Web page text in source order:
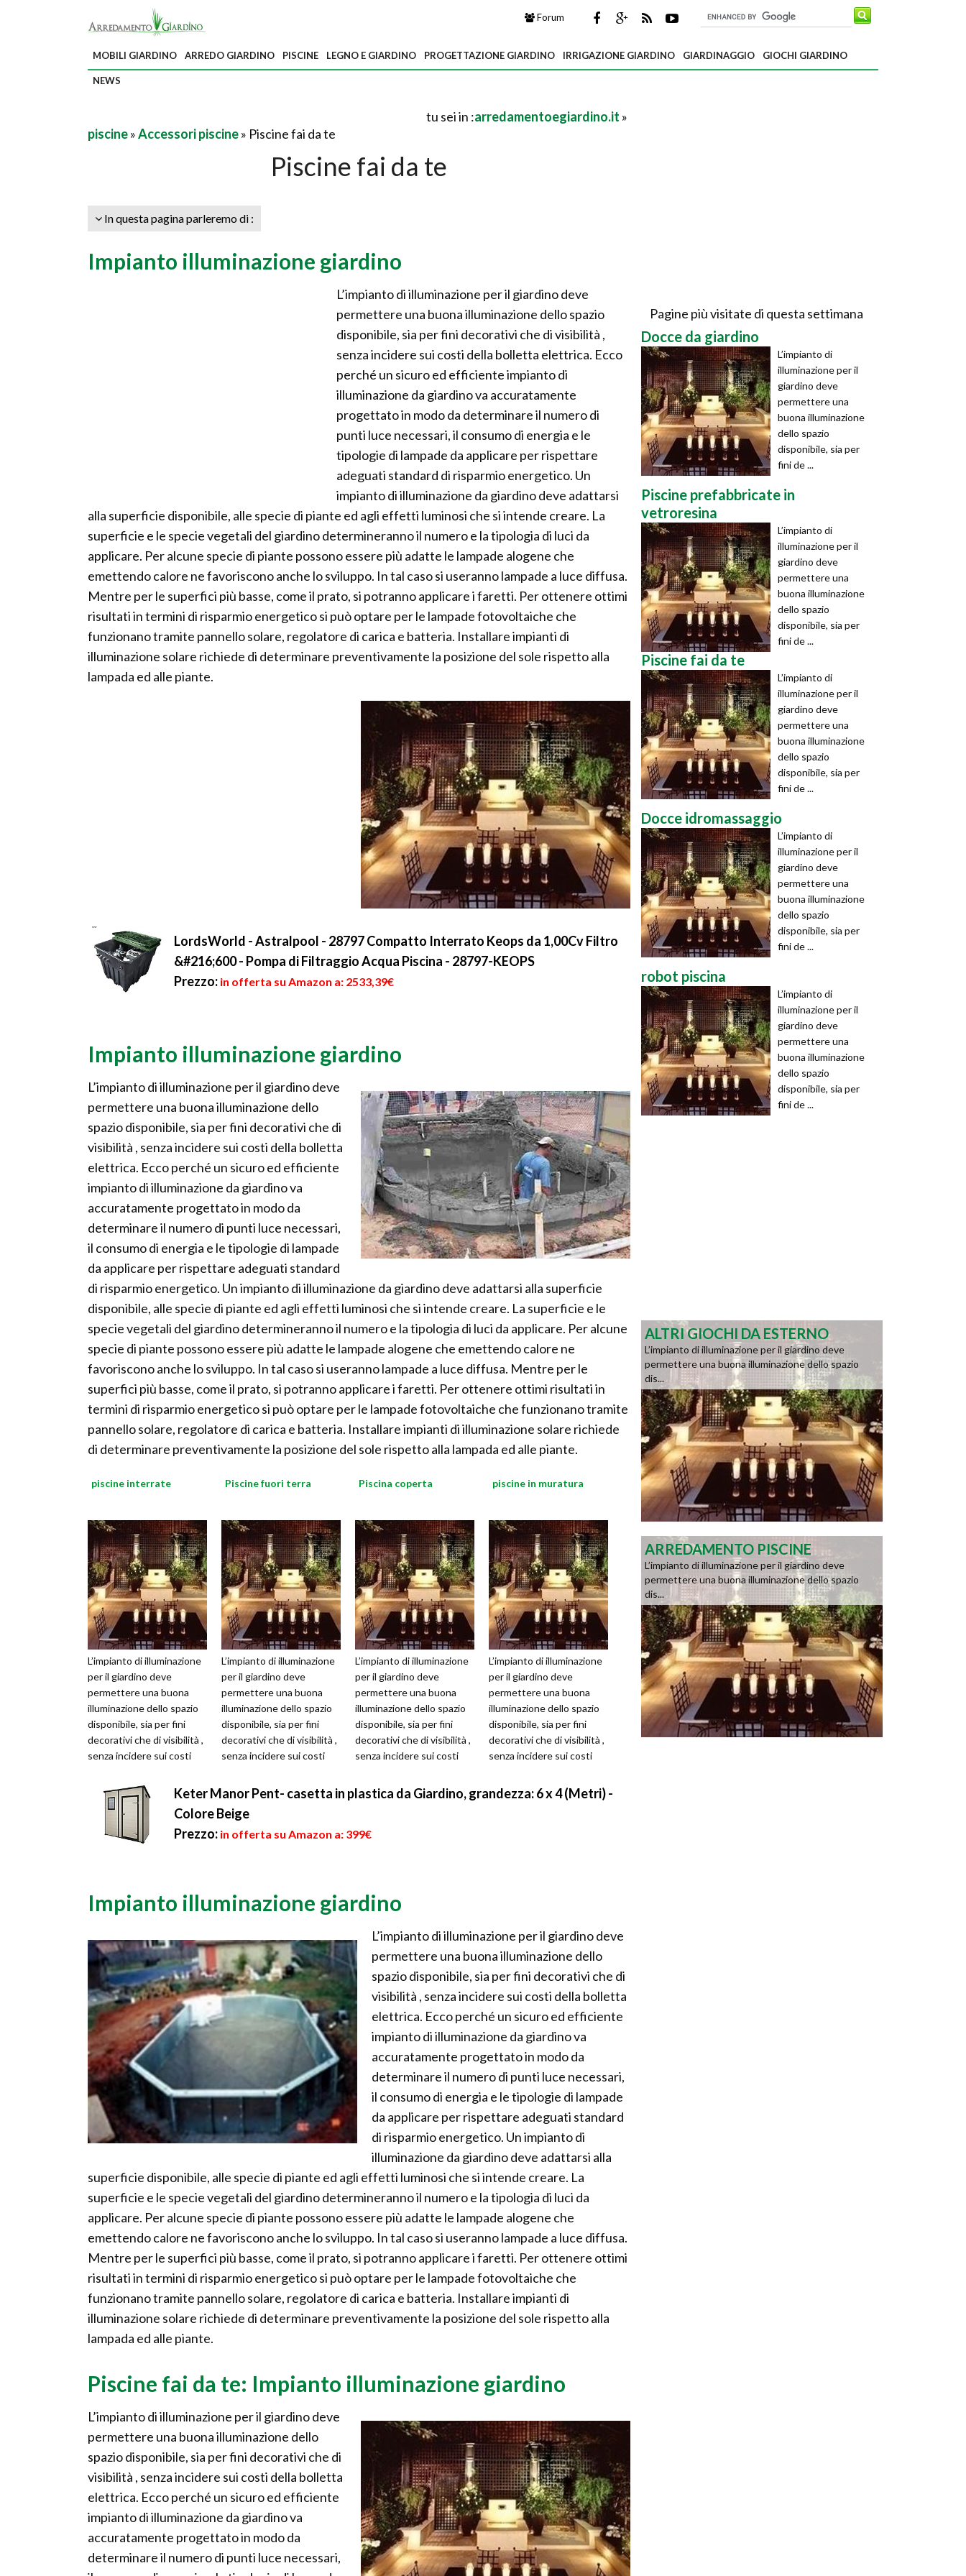
Forum
MOBILI GIARDINO ARREDO GIARDINO PISCINE LEGNO E GIARDINO PROGETTAZIONE GIARDINO IRRIGAZIONE GIARDINO GIARDINAGGIO GIOCHI GIARDINO
NEWS
tu sei in :arredamentoegiardino.it »
piscine»Accessori piscine» Piscine fai da te
Piscine fai da te
In questa pagina parleremo di :
Impianto illuminazione giardino
L’impianto di illuminazione per il giardino deve
permettere una buona illuminazione dello spazio
disponibile, sia per fini decorativi che di visibilità ,
senza incidere sui costi della bolletta elettrica. Ecco
perché un sicuro ed efficiente impianto di
illuminazione da giardino va accuratamente
progettato in modo da determinare il numero di
punti luce necessari, il consumo di energia e le
tipologie di lampade da applicare per rispettare
adeguati standard di risparmio energetico. Un
impianto di illuminazione da giardino deve adattarsi
alla superficie disponibile, alle specie di piante ed agli effetti luminosi che si intende creare. La
superficie e le specie vegetali del giardino determineranno il numero e la tipologia di luci da
applicare. Per alcune specie di piante possono essere più adatte le lampade alogene che
emettendo calore ne favoriscono anche lo sviluppo. In tal caso si useranno lampade a luce diffusa.
Mentre per le superfici più basse, come il prato, si potranno applicare i faretti. Per ottenere ottimi
risultati in termini di risparmio energetico si può optare per le lampade fotovoltaiche che
funzionano tramite pannello solare, regolatore di carica e batteria. Installare impianti di
illuminazione solare richiede di determinare preventivamente la posizione del sole rispetto alla
lampada ed alle piante.
LordsWorld - Astralpool - 28797 Compatto Interrato Keops da 1,00Cv Filtro
&#216;600 - Pompa di Filtraggio Acqua Piscina - 28797-KEOPS
Prezzo: in offerta su Amazon a: 2533,39€
Impianto illuminazione giardino
L’impianto di illuminazione per il giardino deve
permettere una buona illuminazione dello
spazio disponibile, sia per fini decorativi che di
visibilità , senza incidere sui costi della bolletta
elettrica. Ecco perché un sicuro ed efficiente
impianto di illuminazione da giardino va
accuratamente progettato in modo da
determinare il numero di punti luce necessari,
il consumo di energia e le tipologie di lampade
da applicare per rispettare adeguati standard
di risparmio energetico. Un impianto di illuminazione da giardino deve adattarsi alla superficie
disponibile, alle specie di piante ed agli effetti luminosi che si intende creare. La superficie e le
specie vegetali del giardino determineranno il numero e la tipologia di luci da applicare. Per alcune
specie di piante possono essere più adatte le lampade alogene che emettendo calore ne
favoriscono anche lo sviluppo. In tal caso si useranno lampade a luce diffusa. Mentre per le
superfici più basse, come il prato, si potranno applicare i faretti. Per ottenere ottimi risultati in
termini di risparmio energetico si può optare per le lampade fotovoltaiche che funzionano tramite
pannello solare, regolatore di carica e batteria. Installare impianti di illuminazione solare richiede
di determinare preventivamente la posizione del sole rispetto alla lampada ed alle piante.
piscine interrate
L’impianto di illuminazione
per il giardino deve
permettere una buona
illuminazione dello spazio
disponibile, sia per fini
decorativi che di visibilità ,
senza incidere sui costi
Piscine fuori terra
L’impianto di illuminazione
per il giardino deve
permettere una buona
illuminazione dello spazio
disponibile, sia per fini
decorativi che di visibilità ,
senza incidere sui costi
Piscina coperta
L’impianto di illuminazione
per il giardino deve
permettere una buona
illuminazione dello spazio
disponibile, sia per fini
decorativi che di visibilità ,
senza incidere sui costi
piscine in muratura
L’impianto di illuminazione
per il giardino deve
permettere una buona
illuminazione dello spazio
disponibile, sia per fini
decorativi che di visibilità ,
senza incidere sui costi
Keter Manor Pent- casetta in plastica da Giardino, grandezza: 6 x 4 (Metri) -
Colore Beige
Prezzo: in offerta su Amazon a: 399€
Impianto illuminazione giardino
L’impianto di illuminazione per il giardino deve
permettere una buona illuminazione dello
spazio disponibile, sia per fini decorativi che di
visibilità , senza incidere sui costi della bolletta
elettrica. Ecco perché un sicuro ed efficiente
impianto di illuminazione da giardino va
accuratamente progettato in modo da
determinare il numero di punti luce necessari,
il consumo di energia e le tipologie di lampade
da applicare per rispettare adeguati standard
di risparmio energetico. Un impianto di
illuminazione da giardino deve adattarsi alla
superficie disponibile, alle specie di piante ed agli effetti luminosi che si intende creare. La
superficie e le specie vegetali del giardino determineranno il numero e la tipologia di luci da
applicare. Per alcune specie di piante possono essere più adatte le lampade alogene che
emettendo calore ne favoriscono anche lo sviluppo. In tal caso si useranno lampade a luce diffusa.
Mentre per le superfici più basse, come il prato, si potranno applicare i faretti. Per ottenere ottimi
risultati in termini di risparmio energetico si può optare per le lampade fotovoltaiche che
funzionano tramite pannello solare, regolatore di carica e batteria. Installare impianti di
illuminazione solare richiede di determinare preventivamente la posizione del sole rispetto alla
lampada ed alle piante.
Piscine fai da te: Impianto illuminazione giardino
L’impianto di illuminazione per il giardino deve
permettere una buona illuminazione dello
spazio disponibile, sia per fini decorativi che di
visibilità , senza incidere sui costi della bolletta
elettrica. Ecco perché un sicuro ed efficiente
impianto di illuminazione da giardino va
accuratamente progettato in modo da
determinare il numero di punti luce necessari,
Pagine più visitate di questa settimana
Docce da giardino
L’impianto di
illuminazione per il
giardino deve
permettere una
buona illuminazione
dello spazio
disponibile, sia per
fini de ...
Piscine prefabbricate in
vetroresina
L’impianto di
illuminazione per il
giardino deve
permettere una
buona illuminazione
dello spazio
disponibile, sia per
fini de ...
Piscine fai da te
L’impianto di
illuminazione per il
giardino deve
permettere una
buona illuminazione
dello spazio
disponibile, sia per
fini de ...
Docce idromassaggio
L’impianto di
illuminazione per il
giardino deve
permettere una
buona illuminazione
dello spazio
disponibile, sia per
fini de ...
robot piscina
L’impianto di
illuminazione per il
giardino deve
permettere una
buona illuminazione
dello spazio
disponibile, sia per
fini de ...
ALTRI GIOCHI DA ESTERNO
L’impianto di illuminazione per il giardino deve
permettere una buona illuminazione dello spazio
dis...
ARREDAMENTO PISCINE
L’impianto di illuminazione per il giardino deve
permettere una buona illuminazione dello spazio
dis...